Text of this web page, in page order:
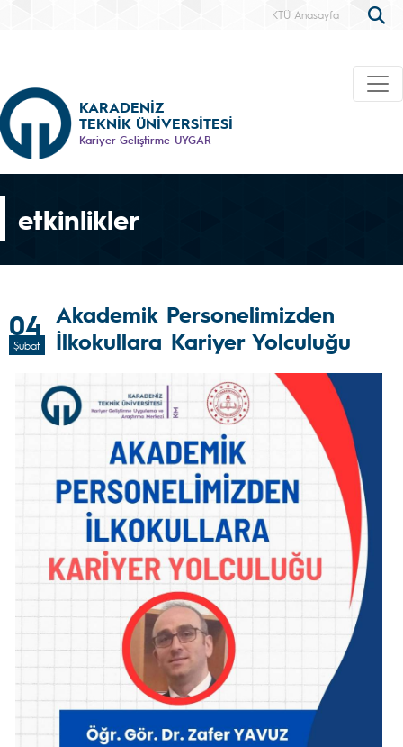
KTÜ Anasayfa
KARADENİZ
TEKNİK ÜNİVERSİTESİ
Kariyer Geliştirme UYGAR
etkinlikler
04
Şubat
Akademik Personelimizden
İlkokullara Kariyer Yolculuğu